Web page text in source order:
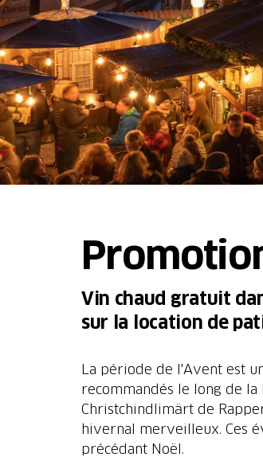
Vin chaud gratuit
sur la location de
La période de l'Avent est
recommandés le long de
Christchindlimärt de
hivernal merveilleux. Ces
précédant Noël.